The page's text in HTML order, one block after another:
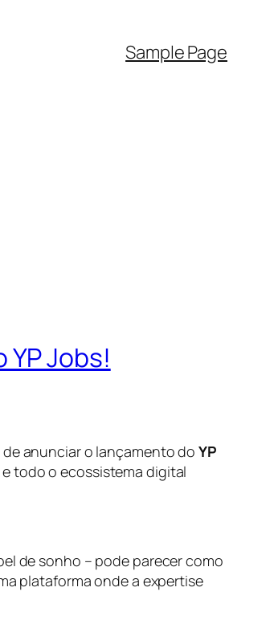
Sample Page
Jobs!
anunciar o lançamento do YP
todo o ecossistema digital
de sonho – pode parecer como
plataforma onde a expertise